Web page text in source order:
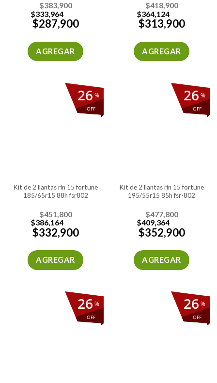
$383,900
$333,964
$287,900
AGREGAR
$418,900
$364,124
$313,900
AGREGAR
%
OFF
26
kit de 2 llantas rin 15 fortune
185/65r15 88h fsr802
$451,800
$386,164
$332,900
AGREGAR
%
OFF
26
kit de 2 llantas rin 15 fortune
195/55r15 85h fsr-802
$477,800
$409,364
$352,900
AGREGAR
%
OFF
26 %
OFF
26